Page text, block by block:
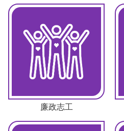
廉政志工